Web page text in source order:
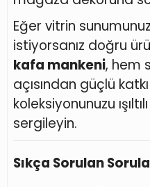
Eğer vitrin
istiyorsanız doğru
kafa mankeni, hem
açısından güçlü
koleksiyonunuzu
sergileyin.
Sıkça Sorulan